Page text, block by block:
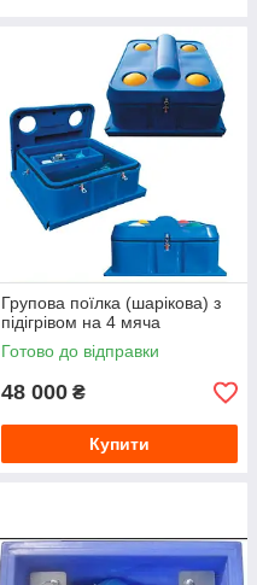
Групова поїлка (шарікова) з
підігрівом на 4 мяча
Готово до відправки
48 000 ₴
Купити